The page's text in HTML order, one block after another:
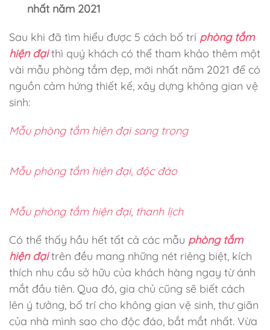
nhất năm 2021
Sau khi đã tìm hiểu được 5 cách bố trí phòng tắm
hiện đạithì quý khách có thể tham khảo thêm một
vài mẫu phòng tắm đẹp, mới nhất năm 2021 để có
nguồn cảm hứng thiết kế, xây dựng không gian vệ
sinh:
Mẫu phòng tắm hiện đại sang trọng
Mẫu phòng tắm hiện đại, độc đáo
Mẫu phòng tắm hiện đại, thanh lịch
Có thể thấy hầu hết tất cả các mẫu phòng tắm
hiện đạitrên đều mang những nét riêng biệt, kích
thích nhu cầu sở hữu của khách hàng ngay từ ánh
mắt đầu tiên. Qua đó, gia chủ cũng sẽ biết cách
lên ý tưởng, bố trí cho không gian vệ sinh, thư giãn
của nhà mình sao cho độc đáo, bắt mắt nhất. Vừa